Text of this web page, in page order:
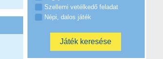
Szellemi vetélkedő feladat
Népi, dalos játék